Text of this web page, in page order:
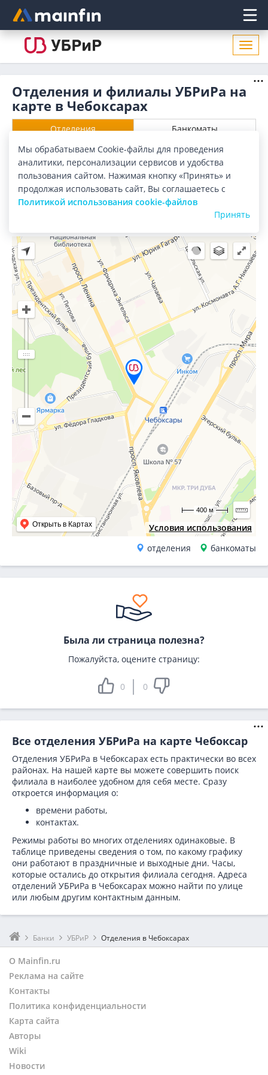
Главное меню
Отделения и филиалы УБРиРа на
карте в Чебоксарах
Отделения Банкоматы
Все банки Карта Список
Город:Чебоксары
Условия использования
Открыть в Картах
400 м
отделения банкоматы
Была ли страница полезна?
Пожалуйста, оцените страницу:
0 0
Все отделения УБРиРа на карте Чебоксар
Отделения УБРиРа в Чебоксарах есть практически во всех
районах. На нашей карте вы можете совершить поиск
филиала в наиболее удобном для себя месте. Сразу
откроется информация о:
времени работы,
контактах.
Режимы работы во многих отделениях одинаковые. В
таблице приведены сведения о том, по какому графику
они работают в праздничные и выходные дни. Часы,
которые остались до открытия филиала сегодня. Адреса
отделений УБРиРа в Чебоксарах можно найти по улице
или любым другим контактным данным.
Банки УБРиР Отделения в Чебоксарах
О Mainfin.ru
Реклама на сайте
Контакты
Политика конфиденциальности
Карта сайта
Авторы
Wiki
Новости
Мы обрабатываем Cookie-файлы для проведения
аналитики, персонализации сервисов и удобства
пользования сайтом. Нажимая кнопку «Принять» и
продолжая использовать сайт, Вы соглашаетесь с
Политикой использования cookie-файлов
Принять